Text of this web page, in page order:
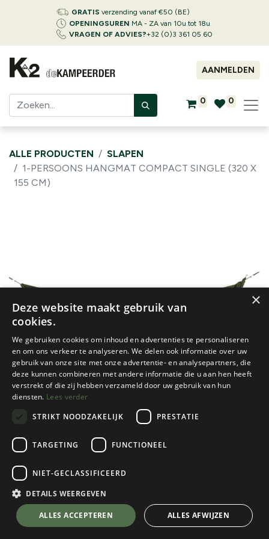
GRATIS verzending vanaf €50 (BE)
OPENINGSUREN MA - ZA van 10u tot 18u
VRAGEN OF ADVIES?+32 (0)3 361 05 60
AANMELDEN
0 0
ALLE PRODUCTEN
SLAPEN
1-PERSOONS HANGMAT COMPACT SINGLE (320 X
155 CM)
Ticket To The Moon
1-Persoons Hangmat Compact Single
(320 x 155 cm)
Army Green
💬 Stel je vraag over dit product via WhatsApp
×
Deze website maakt gebruik van
cookies.
We gebruiken cookies om inhoud en advertenties te personaliseren
en om ons verkeer te analyseren. We delen ook informatie over uw
gebruik van onze site met onze advertentie- en analysepartners, die
deze kunnen combineren met andere informatie die u aan hen heeft
verstrekt of die zij hebben verzameld door uw gebruik van hun
diensten. Lees verder
STRIKT NOODZAKELIJK
PRESTATIE
TARGETING FUNCTIONEEL
NIET-GECLASSIFICEERD
DETAILS WEERGEVEN
ALLES ACCEPTEREN ALLES AFWIJZEN